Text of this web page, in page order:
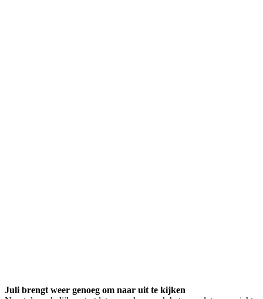
Juli brengt weer genoeg om naar uit te kijken